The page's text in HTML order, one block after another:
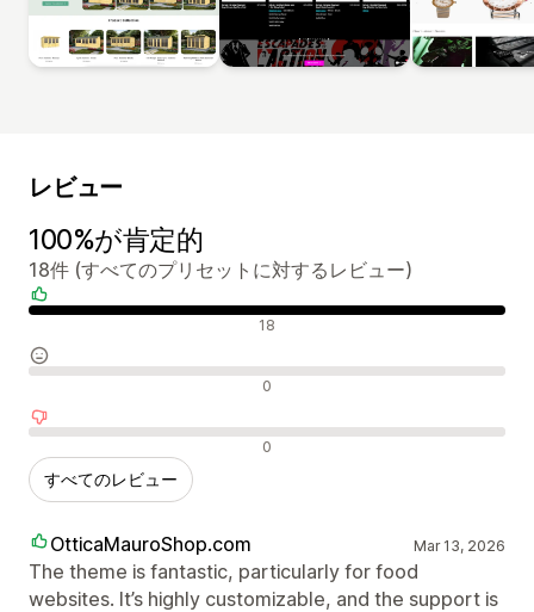
レビュー
100%が肯定的
18件 (すべてのプリセットに対するレビュー)
肯定的なレビュー 18
中間的なレビュー 0
否定的なレビュー 0
すべてのレビュー
OtticaMauroShop.com Mar 13, 2026
The theme is fantastic, particularly for food
websites. It’s highly customizable, and the support is